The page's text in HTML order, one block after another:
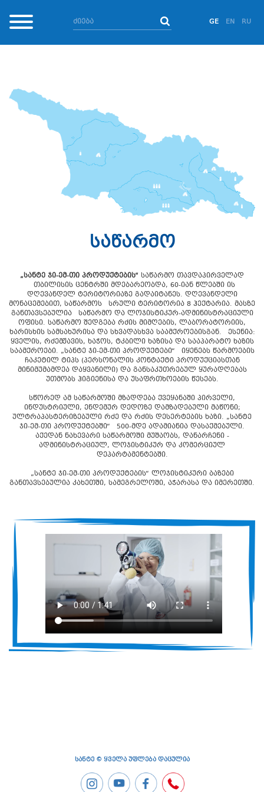
GE EN RU
საწარმო
„სანტე ჯი-ემ-თი პროდუქტების“ საწარმო თავდაპირველად
თბილისის ცენტრში მდებარეობდა, 60-იან წლებში ის
დღევანდელ ტერიტორიაზე გადაიტანეს. დღევანდელი
მონაცემებით, საწარმოს სრული ტერიტორია 8 ჰექტარია. მასზე
განთავსებულია საწარმო და ლოჯისტიკურ-ადმინისტრაციული
ოფისი. საწარმო შედგება რძის მიმღების, ლაბორატორიის,
ხარისხის სამსახურისა და სხვადასხვა საამქროებისგან. ესენია:
ყველის, რძემჟავის, ხაჭოს, ტკბილი ხაზისა და სააპარატო ხაზის
საამქროები. „სანტე ჯი-ემ-თი პროდუქტები“ იყენებს წარმოების
ჩაკეტილ ტიპს (პერსონალის კონტაქტი პროდუქციასთან
მინიმუმამდეა დაყვანილი) და განსაკუთრებულ ყურადღებას
უთმობს ჰიგიენისა და უსაფრთხოების წესებს.
სწორედ ამ საწარმოში მზადდება ქვეყანაში პირველი,
ინდუსტრიული, ენდემურ დედოზე დამზადებული მაწონი;
ულტრაპასტერიზებული რძე და რძის დესერტების ხაზი. „სანტე
ჯი-ემ-თი პროდუქტებში“ 500-მდე ადამიანია დასაქმებული.
აქედან ნახევარი საწარმოში მუშაობს, დანარჩენი -
ადმინისტრაციულ, ლოჯისტიკურ და კომერციულ
დეპარტამენტებში.
„სანტე ჯი-ემ-თი პროდუქტების“ ლოჯისტიკური ბაზები
განთავსებულია კახეთში, სამეგრელოში, აჭარასა და იმერეთში.
სანტე © ყველა უფლება დაცულია